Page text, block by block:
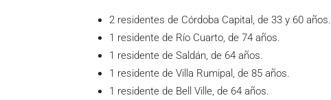
2 residentes de Córdoba Capital, de 33 y 60 años.
1 residente de Río Cuarto, de 74 años.
1 residente de Saldán, de 64 años.
1 residente de Villa Rumipal, de 85 años.
1 residente de Bell Ville, de 64 años.